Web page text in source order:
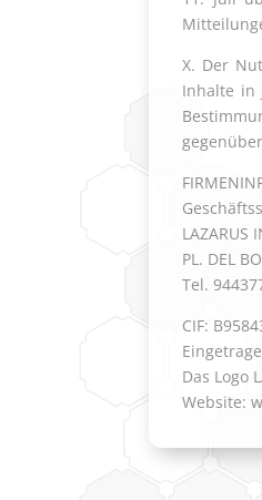
X. Der
Inhalte in
LAZARUS
PL. DEL
Tel.
CIF:
Das Logo
Website: